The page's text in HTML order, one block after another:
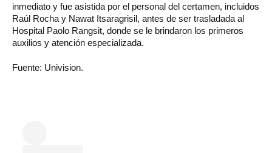
inmediato y fue asistida por el personal del certamen, incluidos
Raúl Rocha y Nawat Itsaragrisil, antes de ser trasladada al
Hospital Paolo Rangsit, donde se le brindaron los primeros
auxilios y atención especializada.
Fuente: Univision.